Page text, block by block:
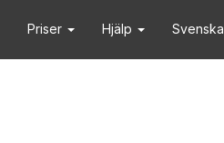
Priser Hjälp Svenska